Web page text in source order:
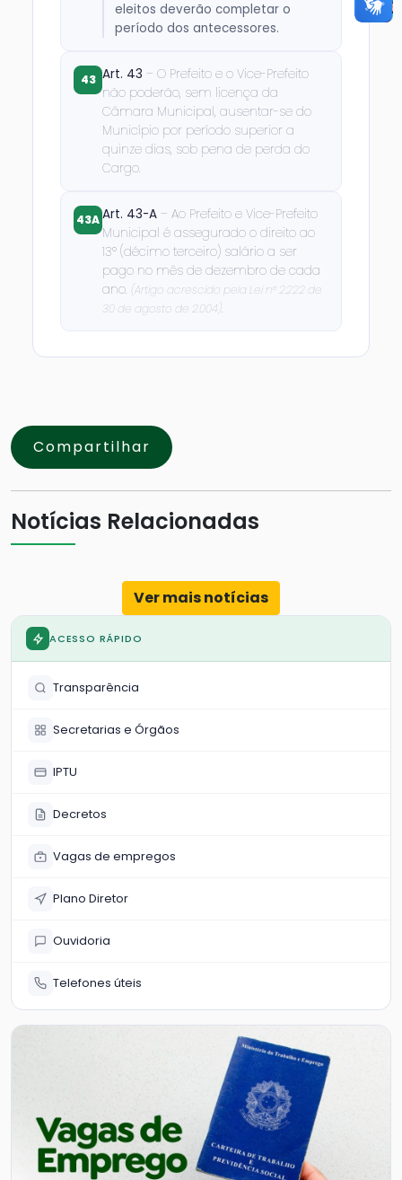
eleitos deverão completar o
período dos antecessores.
43 Art. 43 – O Prefeito e o Vice-Prefeito
não poderão, sem licença da
Câmara Municipal, ausentar-se do
Município por período superior a
quinze dias, sob pena de perda do
Cargo.
43AArt. 43-A – Ao Prefeito e Vice-Prefeito
Municipal é assegurado o direito ao
13º (décimo terceiro) salário a ser
pago no mês de dezembro de cada
ano. (Artigo acrescido pela Lei nº 2.222 de
30 de agosto de 2.004).
Compartilhar
Notícias Relacionadas
Ver mais notícias
ACESSO RÁPIDO
Transparência
Secretarias e Órgãos
IPTU
Decretos
Vagas de empregos
Plano Diretor
Ouvidoria
Telefones úteis